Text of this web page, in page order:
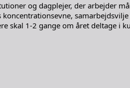
og dagplejer, der arbejder
skal 1-2 gange om året deltage i